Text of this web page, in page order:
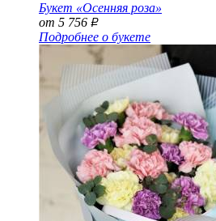
Букет «Осенняя роза»
от 5 756 Р
Подробнее о букете